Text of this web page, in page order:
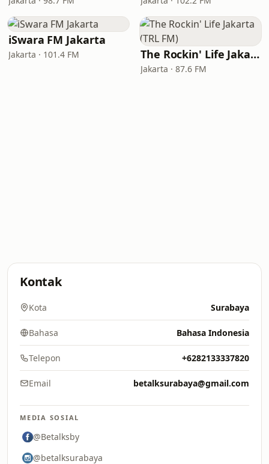
iSwara FM Jakarta
Jakarta · 101.4 FM The Rockin' Life Jakarta (TRL FM)
Jakarta · 87.6 FM
Kontak
Kota Surabaya
Bahasa Bahasa Indonesia
Telepon +6282133337820
Email betalksurabaya@gmail.com
MEDIA SOSIAL
@Betalksby
@betalksurabaya